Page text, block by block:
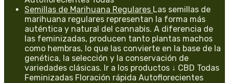
Semillas de Marihuana Regulares Las semillas de
marihuana regulares representan la forma más
auténtica y natural del cannabis. A diferencia de
las feminizadas, producen tanto plantas machos
como hembras, lo que las convierte en la base de la
genética, la selección y la conservación de
variedades clásicas. Ir a los productos ↓ CBD Todas
Feminizadas Floración rápida Autoflorecientes